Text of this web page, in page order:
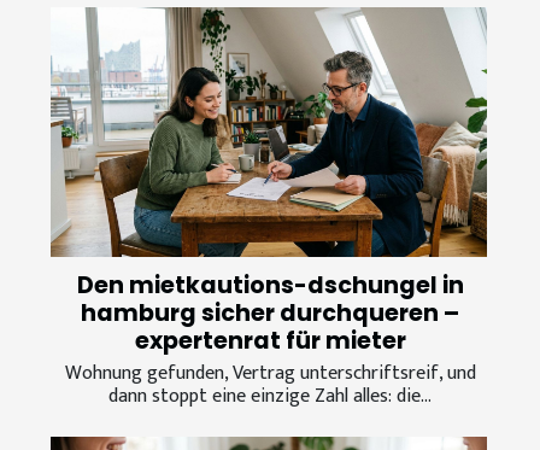
Den mietkautions-dschungel in
hamburg sicher durchqueren –
expertenrat für mieter
Wohnung gefunden, Vertrag unterschriftsreif, und
dann stoppt eine einzige Zahl alles: die...